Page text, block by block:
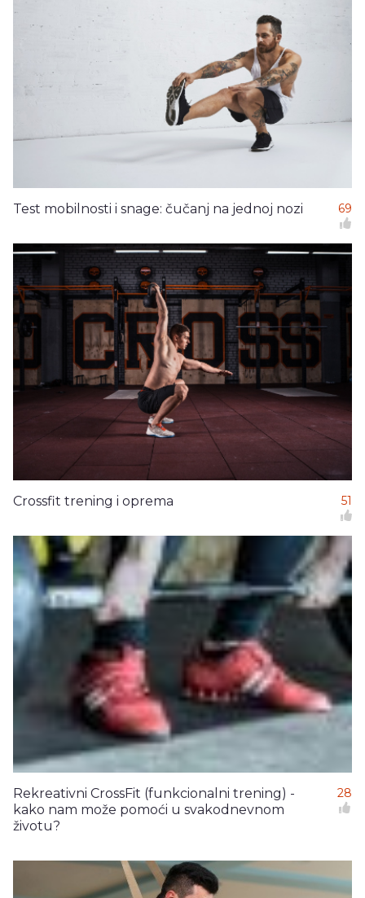
Test mobilnosti i snage: čučanj na jednoj nozi 69
Crossfit trening i oprema 51
Rekreativni CrossFit (funkcionalni trening) -
kako nam može pomoći u svakodnevnom
životu?
28